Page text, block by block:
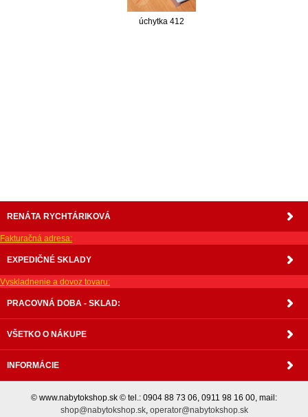
úchytka 412
RENÁTA RYCHTÁRIKOVÁ
Fakturačná adresa:
EXPEDIČNÉ SKLADY
Vyskladnenie a dovoz tovaru:
PRACOVNÁ DOBA - SKLAD:
VŠETKO O NÁKUPE
INFORMÁCIE
© www.nabytokshop.sk © tel.: 0904 88 73 06, 0911 98 16 00, mail:
shop@nabytokshop.sk, operator@nabytokshop.sk